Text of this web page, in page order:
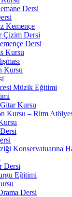
Dersi
Kemençe
Çizim Dersi
Dersi
Kursu
Kursu
Müzik Eğitimi
Kursu
Kursu – Ritm
Konservatuarına
Dersi
Eğitimi
Dersi